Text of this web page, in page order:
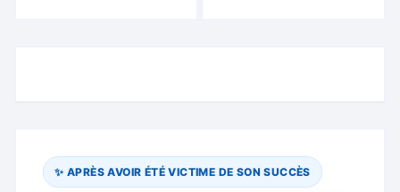
✨ APRÈS AVOIR ÉTÉ VICTIME DE SON SUCCÈS